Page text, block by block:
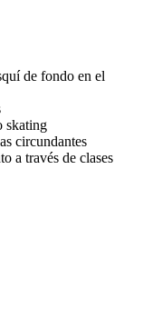
de fondo en el
skating
circundantes
a través de clases